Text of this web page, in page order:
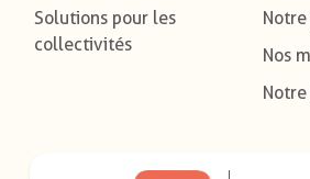
Solutions pour les
collectivités
Nos